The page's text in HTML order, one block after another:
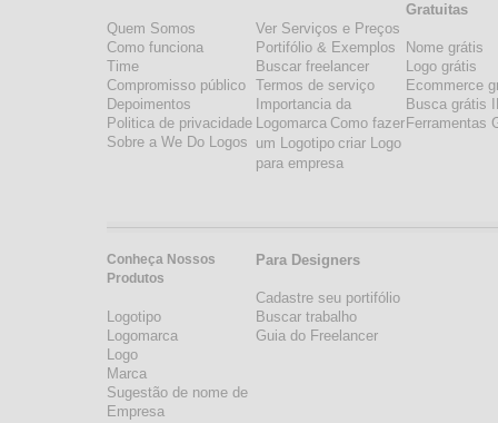
Quem Somos
Como funciona
Time
Compromisso público
Depoimentos
Politica de privacidade
Sobre a We Do Logos
Conheça Nossos
Produtos
Logotipo
Logomarca
Logo
Marca
Sugestão de nome de
Empresa
Ver Serviços e Preços
Portifólio & Exemplos
Buscar freelancer
Termos de serviço
Importancia da
Logomarca Como fazer
um Logotipo criar Logo
para empresa
Para Designers
Cadastre seu portifólio
Buscar trabalho
Guia do Freelancer
Gratuitas
Nome grátis
Logo grátis
Ecommerce
Busca grátis
Ferramentas